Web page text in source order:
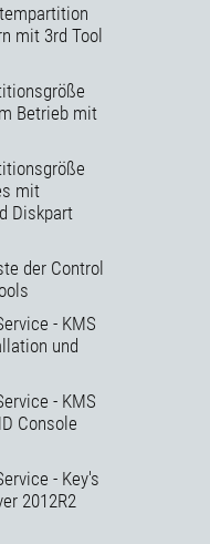
mit 3rd Tool
Betrieb mit
mit
Diskpart
der Control
- KMS
und
- KMS
Console
- Key's
2012R2